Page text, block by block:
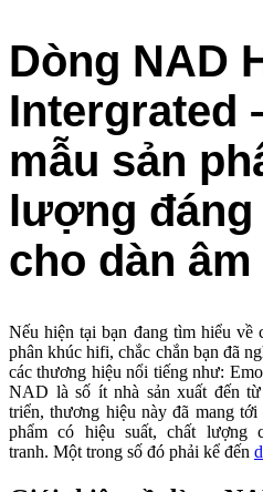
Dòng NAD
Intergrated
mẫu sản
lượng
cho dàn
Nếu hiện tại bạn đang tìm hiểu về
phân khúc hifi, chắc chắn bạn đã
các thương hiệu nổi tiếng như:
NAD là số ít nhà sản xuất đến
triển, thương hiệu này đã mang
phẩm có hiệu suất, chất lượng
tranh. Một trong số đó phải kể đến